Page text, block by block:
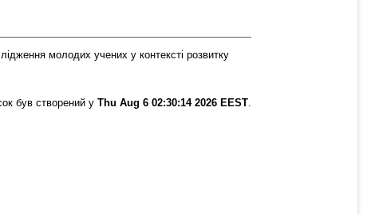
молодих учених у контексті розвитку
був створений у Thu Aug 6 02:30:14 2026 EEST